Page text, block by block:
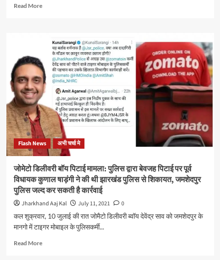
Read MoreRead
फंगस
मरीजों
की
सर्जरी
के
बाद
मैक्सिलोफेशियल
प्रोस्थेसिस
हो
सकती
है
काफी
कारगर
सिद्ध:
डॉ
मनीष
गौतम
प्रोस्थोडोंटिस्ट)
Flash News अभी चर्चा मे
जोमेटो डिलीवरी बॉय पिटाई मामला: पुलिस द्वारा बेवजह पिटाई पर पूर्व
विधायक कुणाल षाड़ंगी ने की थी झारखंड पुलिस से शिकायत, जमशेदपुर
पुलिस जल्द कर सकती है कार्रवाई
Jharkhand Aaj Kal July 11, 2021
0
कल शुक्रवार, 10 जुलाई की रात जोमैटो डिलीवरी ब्वॉय देवेंद्र साव को जमशेदपुर के
मानगो में टाइगर मोबाइल के पुलिसकर्मी...
Read MoreRead